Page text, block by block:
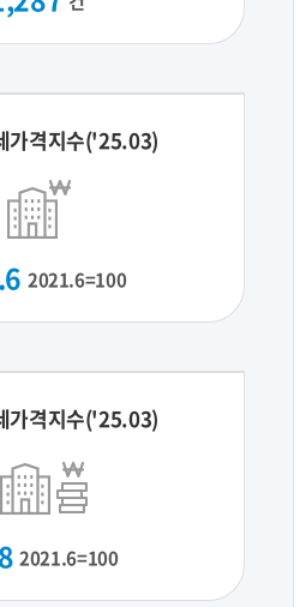
가격지수('25.03)
2021.6=100
가격지수('25.03)
2021.6=100